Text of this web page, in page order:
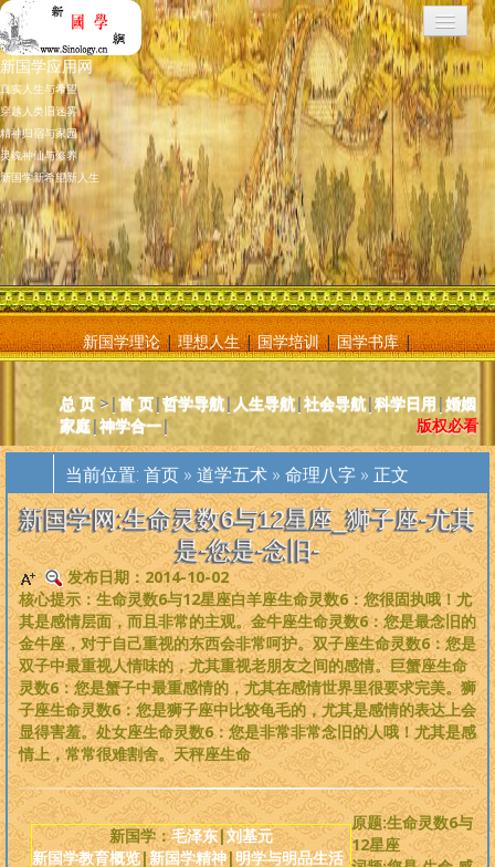
新国学应用网
真实人生与希望
穿越人类旧迷雾
精神归宿与家园
灵魂神仙与修养
新国学新希望新人生
新国学理论|理想人生|国学培训|国学书库|
新国学应用网是将新国学理论付诸应用的地方，新国学理论及其核心
基元学十分庞大复杂，特别是社会学部分和自然科学部分对于大多数
人而言因基础知识不够而难以理解。新国学应用网则将复杂的原理和
逻辑，简化为相对易懂和利于人们日常使用的内容方法。主要分为人
体人生、宗教、神灵、社会常识和科学常识。现在，新国学理论已经
是一个非常完备、深度范畴远超旧国学的系统性理论，来吧，每个人
都可以从中获益。
版权必读
刘基元
新国学理论
婴童教育
人性教育
居住教育
总 页 >|首 页|哲学导航| 人生导航|社会导航|科学日用 |婚姻
家庭|神学合一| 版权必看
当前位置: 首页 » 道学五术 » 命理八字 » 正文
新国学网:生命灵数6与12星座_狮子座-尤其
是-您是-念旧-
发布日期：2014-10-02
核心提示：生命灵数6与12星座白羊座生命灵数6：您很固执哦！尤
其是感情层面，而且非常的主观。金牛座生命灵数6：您是最念旧的
金牛座，对于自己重视的东西会非常呵护。双子座生命灵数6：您是
双子中最重视人情味的，尤其重视老朋友之间的感情。巨蟹座生命
灵数6：您是蟹子中最重感情的，尤其在感情世界里很要求完美。狮
子座生命灵数6：您是狮子座中比较龟毛的，尤其是感情的表达上会
显得害羞。处女座生命灵数6：您是非常非常念旧的人哦！尤其是感
情上，常常很难割舍。天秤座生命
新国学：毛泽东|刘基元
新国学教育概览|新国学精神|明学与明品生活
原题:生命灵数6与
12星座